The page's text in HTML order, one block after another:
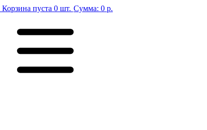
Корзина пуста 0 шт. Сумма: 0 р.